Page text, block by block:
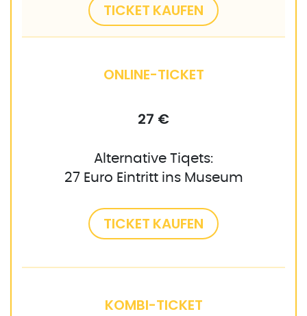
TICKET KAUFEN
ONLINE-TICKET
27 €
Alternative Tiqets:
27 Euro Eintritt ins Museum
TICKET KAUFEN
KOMBI-TICKET